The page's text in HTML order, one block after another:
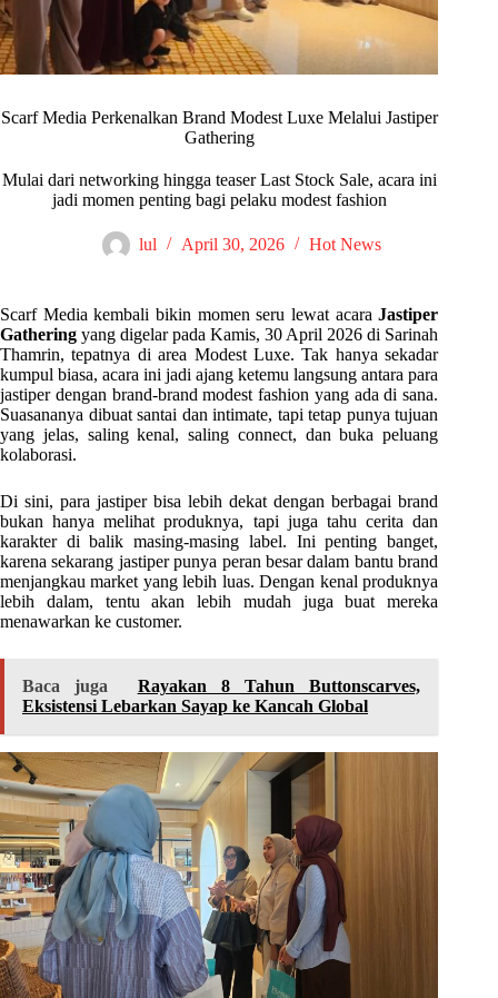
Scarf Media Perkenalkan Brand Modest Luxe Melalui Jastiper
Gathering
Mulai dari networking hingga teaser Last Stock Sale, acara ini
jadi momen penting bagi pelaku modest fashion
lul April 30, 2026 Hot News
Scarf Media kembali bikin momen seru lewat acaraJastiper
Gathering yang digelar pada Kamis, 30 April 2026 di Sarinah
Thamrin, tepatnya di area Modest Luxe. Tak hanya sekadar
kumpul biasa, acara ini jadi ajang ketemu langsung antara para
jastiper dengan brand-brand modest fashion yang ada di sana.
Suasananya dibuat santai dan intimate, tapi tetap punya tujuan
yang jelas, saling kenal, saling connect, dan buka peluang
kolaborasi.
Di sini, para jastiper bisa lebih dekat dengan berbagai brand
bukan hanya melihat produknya, tapi juga tahu cerita dan
karakter di balik masing-masing label. Ini penting banget,
karena sekarang jastiper punya peran besar dalam bantu brand
menjangkau market yang lebih luas. Dengan kenal produknya
lebih dalam, tentu akan lebih mudah juga buat mereka
menawarkan ke customer.
Baca juga
Rayakan 8 Tahun Buttonscarves,
Eksistensi Lebarkan Sayap ke Kancah Global